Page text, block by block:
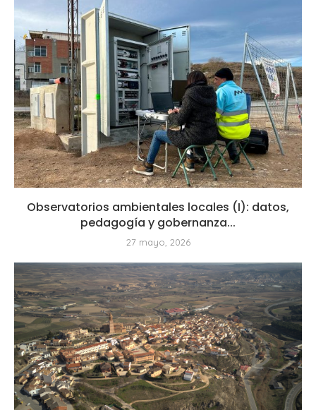
Observatorios ambientales locales (I): datos,
pedagogía y gobernanza...
27 mayo, 2026